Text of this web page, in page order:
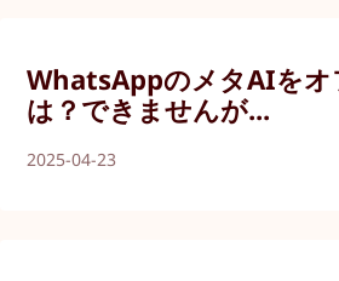
WhatsAppのメタAIをオ
は？できませんが...
2025-04-23